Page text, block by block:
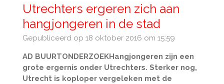
Utrechters ergeren zich aan
hangjongeren in de stad
Gepubliceerd op 18 oktober 2016 om 15:59
AD BUURTONDERZOEKHangjongeren zijn een
grote ergernis onder Utrechters. Sterker nog,
Utrecht is koploper vergeleken met de